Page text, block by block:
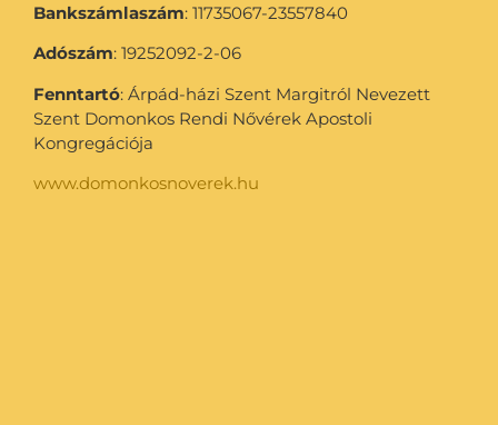
Bankszámlaszám: 11735067-23557840
Adószám: 19252092-2-06
Fenntartó: Árpád-házi Szent Margitról Nevezett
Szent Domonkos Rendi Nővérek Apostoli
Kongregációja
www.domonkosnoverek.hu